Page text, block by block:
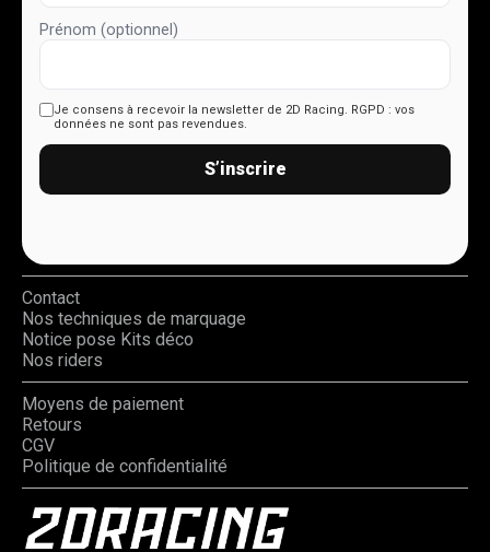
Prénom (optionnel)
Je consens à recevoir la newsletter de 2D Racing. RGPD : vos
données ne sont pas revendues.
S’inscrire
Contact
Nos techniques de marquage
Notice pose Kits déco
Nos riders
Moyens de paiement
Retours
CGV
Politique de confidentialité